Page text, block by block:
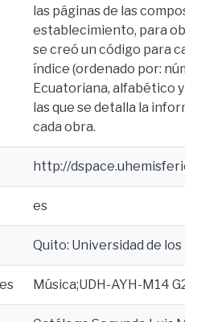
las páginas de las
establecimiento, para
se creó un código para
índice (ordenado por:
Ecuatoriana, alfabético y
las que se detalla la
cada obra.
http://
es
Quito: Universidad de los
Música;UDH-AYH-M14